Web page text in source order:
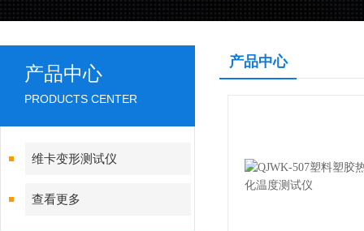
产品中心
PRODUCTS CENTER
维卡变形测试仪
查看更多
产品中心